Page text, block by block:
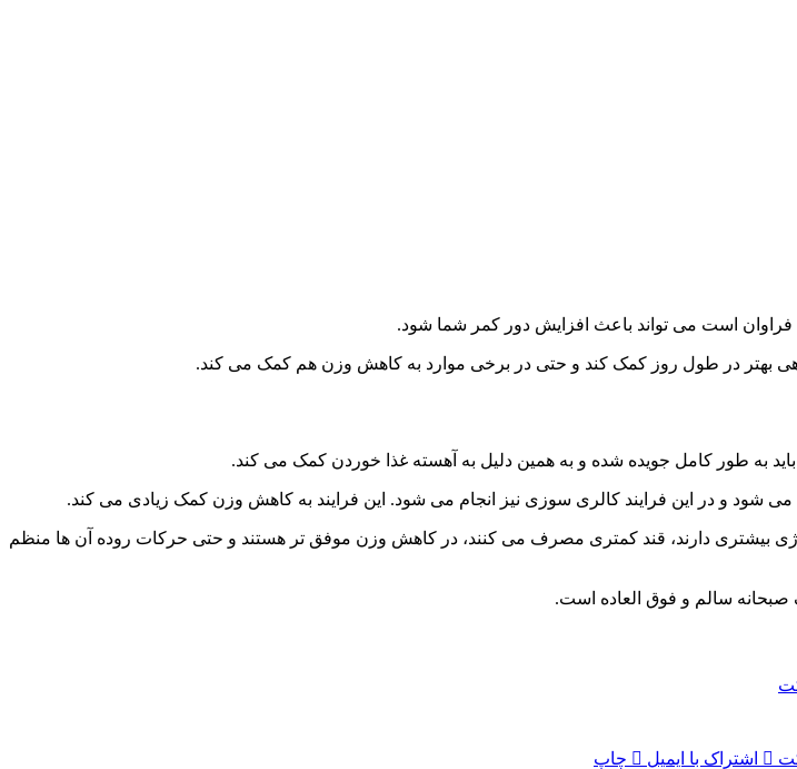
است می‌ تواند باعث افزایش دور کمر شما شود.
بهتر در طول روز کمک کند و حتی در برخی موارد به کاهش وزن هم کمک می‌ کند.
به طور کامل جویده شده و به همین دلیل به آهسته غذا خوردن کمک می‌ کند.
می‌ شود و در این فرایند کالری سوزی نیز انجام می‌ شود. این فرایند به کاهش وزن کمک زیادی می‌ کند.
بیشتری دارند، قند کمتری مصرف می کنند، در کاهش وزن موفق‌ تر هستند و حتی حرکات روده آن‌ ها منظم‌
صبحانه سالم و فوق العاده است.
اشتراک با ایمیل
چاپ